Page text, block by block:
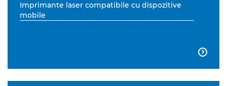
Imprimante laser compatibile cu dispozitive
mobile
